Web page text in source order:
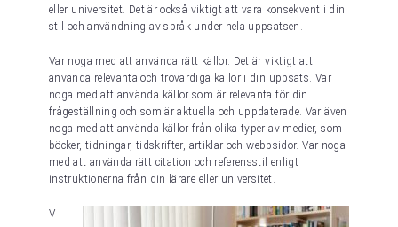
eller universitet. Det är också viktigt att vara konsekvent i din
stil och användning av språk under hela uppsatsen.
Var noga med att använda rätt källor. Det är viktigt att
använda relevanta och trovärdiga källor i din uppsats. Var
noga med att använda källor som är relevanta för din
frågeställning och som är aktuella och uppdaterade. Var även
noga med att använda källor från olika typer av medier, som
böcker, tidningar, tidskrifter, artiklar och webbsidor. Var noga
med att använda rätt citation och referensstil enligt
instruktionerna från din lärare eller universitet.
V